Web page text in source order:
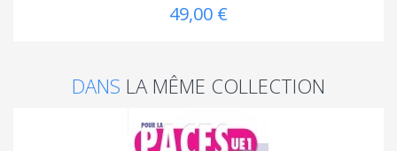
49,00 €
DANS LA MÊME COLLECTION